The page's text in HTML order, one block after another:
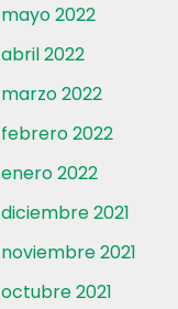
mayo 2022
abril 2022
marzo 2022
febrero 2022
enero 2022
diciembre 2021
noviembre 2021
octubre 2021